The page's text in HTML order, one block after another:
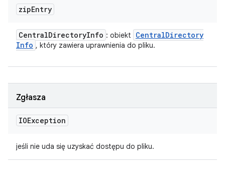
zipEntry
CentralDirectoryInfo : obiekt CentralDirectory
Info , który zawiera uprawnienia do pliku.
Zgłasza
IOException
jeśli nie uda się uzyskać dostępu do pliku.